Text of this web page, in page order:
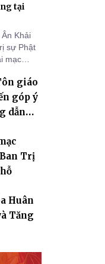
tại
Khải
sự Phật
mạc
khu vực
giáo
góp ý
dẫn
Trị
Huân
Tăng